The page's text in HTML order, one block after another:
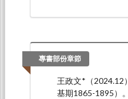
專書部份章節
王政文*（2024.12
基期1865-1895）